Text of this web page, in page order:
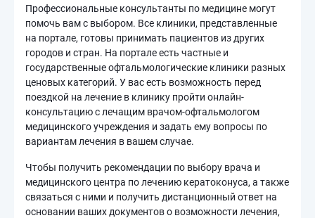
Профессиональные консультанты по медицине могут
помочь вам с выбором. Все клиники, представленные
на портале, готовы принимать пациентов из других
городов и стран. На портале есть частные и
государственные офтальмологические клиники разных
ценовых категорий. У вас есть возможность перед
поездкой на лечение в клинику пройти онлайн-
консультацию с лечащим врачом-офтальмологом
медицинского учреждения и задать ему вопросы по
вариантам лечения в вашем случае.
Чтобы получить рекомендации по выбору врача и
медицинского центра по лечению кератоконуса, а также
связаться с ними и получить дистанционный ответ на
основании ваших документов о возможности лечения,